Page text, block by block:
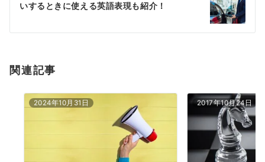
ン
いするときに使える英語表現も紹介！
関連記事
2024年10月31日 2017年10月24日